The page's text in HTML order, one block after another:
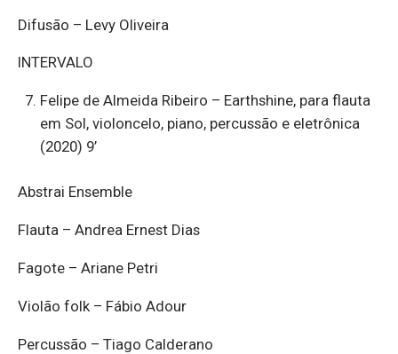
Difusão – Levy Oliveira
INTERVALO
Felipe de Almeida Ribeiro – Earthshine, para flauta
em Sol, violoncelo, piano, percussão e eletrônica
(2020) 9’
Abstrai Ensemble
Flauta – Andrea Ernest Dias
Fagote – Ariane Petri
Violão folk – Fábio Adour
Percussão – Tiago Calderano